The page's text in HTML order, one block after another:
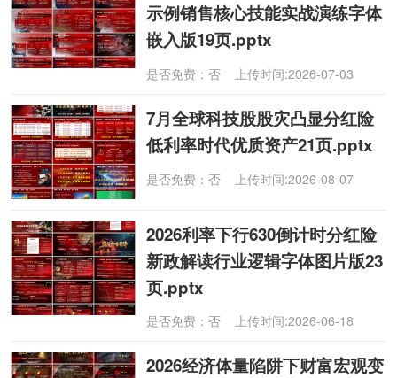
示例销售核心技能实战演练字体
嵌入版19页.pptx
是否免费：否 上传时间:2026-07-03
7月全球科技股股灾凸显分红险
低利率时代优质资产21页.pptx
是否免费：否 上传时间:2026-08-07
2026利率下行630倒计时分红险
新政解读行业逻辑字体图片版23
页.pptx
是否免费：否 上传时间:2026-06-18
2026经济体量陷阱下财富宏观变